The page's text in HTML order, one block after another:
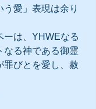
う愛」表現は余り
ーは、YHWEなる
なる神である御霊
罪びとを愛し、赦